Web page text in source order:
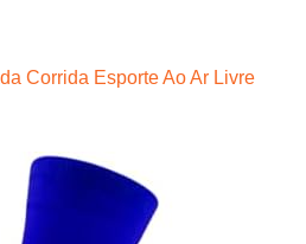
Corrida Esporte Ao Ar Livre